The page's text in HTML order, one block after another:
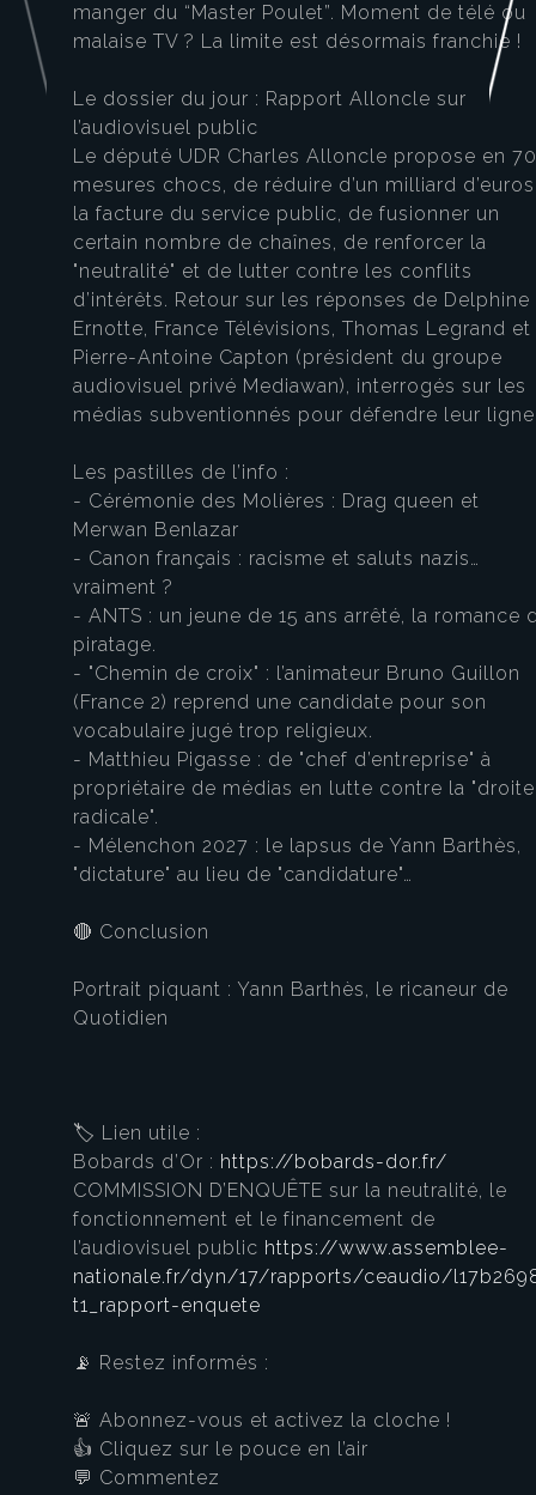
manger du “Master Poulet”. Moment de télé ou
malaise TV ? La limite est désormais franchie !
Le dossier du jour : Rapport Alloncle sur
l’audiovisuel public
Le député UDR Charles Alloncle propose en 70
mesures chocs, de réduire d’un milliard d’euros
la facture du service public, de fusionner un
certain nombre de chaînes, de renforcer la
"neutralité" et de lutter contre les conflits
d’intérêts. Retour sur les réponses de Delphine
Ernotte, France Télévisions, Thomas Legrand et
Pierre-Antoine Capton (président du groupe
audiovisuel privé Mediawan), interrogés sur les
médias subventionnés pour défendre leur
Les pastilles de l’info :
- Cérémonie des Molières : Drag queen et
Merwan Benlazar
- Canon français : racisme et saluts nazis…
vraiment ?
- ANTS : un jeune de 15 ans arrêté, la romance
piratage.
- "Chemin de croix" : l’animateur Bruno Guillon
(France 2) reprend une candidate pour son
vocabulaire jugé trop religieux.
- Matthieu Pigasse : de "chef d’entreprise" à
propriétaire de médias en lutte contre la "droite
radicale".
- Mélenchon 2027 : le lapsus de Yann Barthès,
"dictature" au lieu de "candidature"…
🔴 Conclusion
Portrait piquant : Yann Barthès, le ricaneur de
Quotidien
🏷️ Lien utile :
Bobards d’Or : https://bobards-dor.fr/
COMMISSION D’ENQUÊTE sur la neutralité, le
fonctionnement et le financement de
l’audiovisuel public https://www.assemblee-
nationale.fr/dyn/17/rapports/ceaudio/
t1_rapport-enquete
📡 Restez informés :
🚨 Abonnez-vous et activez la cloche !
👍 Cliquez sur le pouce en l’air
💬 Commentez